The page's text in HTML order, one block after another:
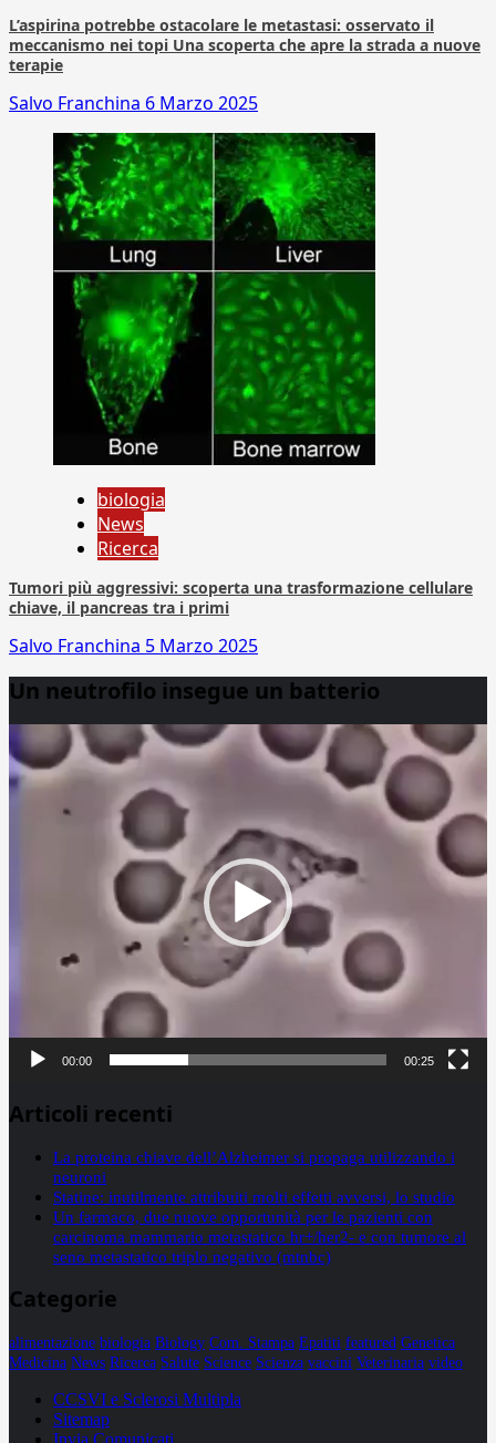
L’aspirina potrebbe ostacolare le metastasi: osservato il
meccanismo nei topi Una scoperta che apre la strada a nuove
terapie
Salvo Franchina 6 Marzo 2025
biologia
News
Ricerca
Tumori più aggressivi: scoperta una trasformazione cellulare
chiave, il pancreas tra i primi
Salvo Franchina 5 Marzo 2025
Un neutrofilo insegue un batterio
Player
00:00 00:25
Articoli recenti
La proteina chiave dell’Alzheimer si propaga utilizzando i
neuroni
Statine: inutilmente attribuiti molti effetti avversi, lo studio
Un farmaco, due nuove opportunità per le pazienti con
carcinoma mammario metastatico hr+/her2- e con tumore al
seno metastatico triplo negativo (mtnbc)
Categorie
alimentazione biologia Biology Com. Stampa Epatiti featured Genetica
Medicina News Ricerca Salute Science Scienza vaccini Veterinaria video
CCSVI e Sclerosi Multipla
Sitemap
Invia Comunicati